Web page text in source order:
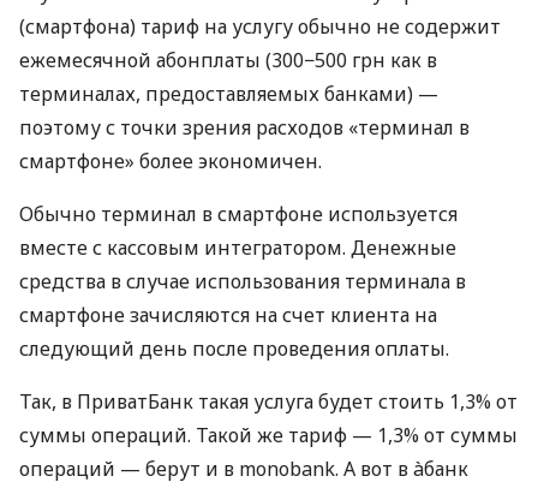
(смартфона) тариф на услугу обычно не содержит
ежемесячной абонплаты (300−500 грн как в
терминалах, предоставляемых банками) —
поэтому с точки зрения расходов «терминал в
смартфоне» более экономичен.
Обычно терминал в смартфоне используется
вместе с кассовым интегратором. Денежные
средства в случае использования терминала в
смартфоне зачисляются на счет клиента на
следующий день после проведения оплаты.
Так, в ПриватБанк такая услуга будет стоить 1,3% от
суммы операций. Такой же тариф — 1,3% от суммы
операций — берут и в monobank. А вот в àбанк